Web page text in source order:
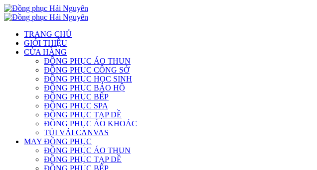
TRANG CHỦ
GIỚI THIỆU
CỬA HÀNG
ĐỒNG PHỤC ÁO THUN
ĐỒNG PHỤC CÔNG SỞ
ĐỒNG PHỤC HỌC SINH
ĐỒNG PHỤC BẢO HỘ
ĐỒNG PHỤC BẾP
ĐỒNG PHỤC SPA
ĐỒNG PHỤC TẠP DỀ
ĐỒNG PHỤC ÁO KHOÁC
TÚI VẢI CANVAS
MAY ĐỒNG PHỤC
ĐỒNG PHỤC ÁO THUN
ĐỒNG PHỤC TẠP DỀ
ĐỒNG PHỤC BẾP